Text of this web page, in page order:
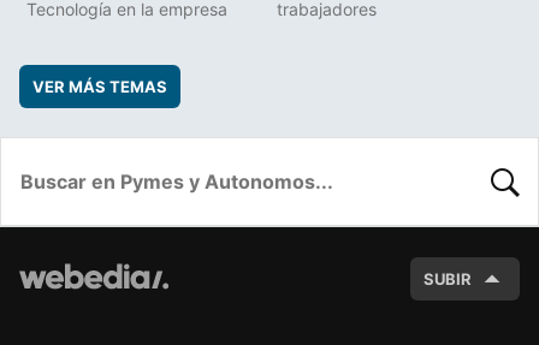
Tecnología en la empresa trabajadores
VER MÁS TEMAS
SUBIR